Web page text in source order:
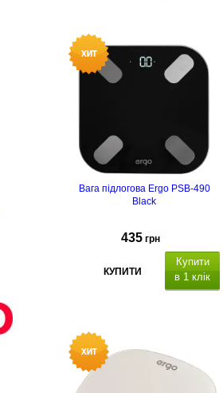
Вага підлогова Ergo PSB-490
Black
435 грн
КУПИТИ
Купити
в 1 клік